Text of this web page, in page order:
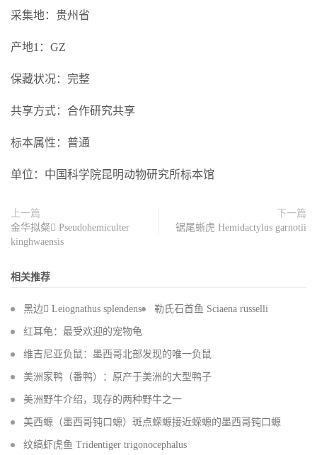
采集地：贵州省
产地1：GZ
保藏状况：完整
共享方式：合作研究共享
标本属性：普通
单位：中国科学院昆明动物研究所标本馆
上一篇
金华拟粲 Pseudohemiculter
kinghwaensis
下一篇
锯尾蜥虎 Hemidactylus garnotii
相关推荐
黑边 Leiognathus splendens 勒氏石首鱼 Sciaena russelli
红耳龟：最受欢迎的宠物龟
维吉尼亚负鼠：墨西哥北部发现的唯一负鼠
美洲家鸭（番鸭）：原产于美洲的大型鸭子
美洲野牛介绍，现存的两种野牛之一
美西螈（墨西哥钝口螈）斑点蝾螈接近蝾螈的墨西哥钝口螈
纹缟虾虎鱼 Tridentiger trigonocephalus